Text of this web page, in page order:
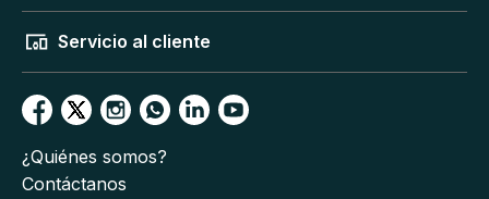
Servicio al cliente
¿Quiénes somos?
Contáctanos